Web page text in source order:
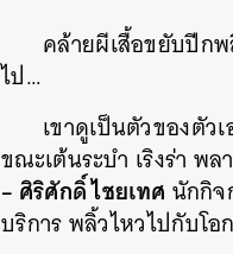
คล้ายผีเสื้อขยับปีก
ไป…
เขาดูเป็นตัวของตั
ขณะเต้นระบำ เริงร่า พ
– ศิริศักดิ์ ไชยเทศ นักกิ
บริการ พลิ้วไหวไปกับโ